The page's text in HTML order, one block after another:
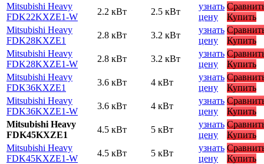
Mitsubishi Heavy
FDK22KXZE1-W
2.2 кВт 2.5 кВт
узнать
цену
Купить
Mitsubishi Heavy
FDK28KXZE1
2.8 кВт 3.2 кВт
узнать
цену
Купить
Mitsubishi Heavy
FDK28KXZE1-W
2.8 кВт 3.2 кВт
узнать
цену
Купить
Mitsubishi Heavy
FDK36KXZE1
3.6 кВт 4 кВт
узнать
цену
Купить
Mitsubishi Heavy
FDK36KXZE1-W
3.6 кВт 4 кВт
узнать
цену
Купить
Mitsubishi Heavy
FDK45KXZE1
4.5 кВт 5 кВт
узнать
цену
Купить
Mitsubishi Heavy
FDK45KXZE1-W
4.5 кВт 5 кВт
узнать
цену
Купить